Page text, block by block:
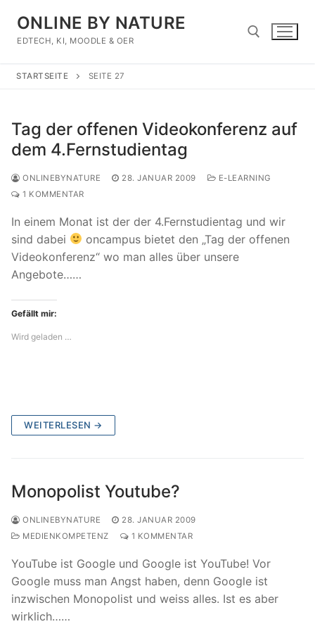
Inhalt
springen
ONLINE BY NATURE
EDTECH, KI, MOODLE & OER
STARTSEITE SEITE 27
Tag der offenen Videokonferenz auf
dem 4.Fernstudientag
ONLINEBYNATURE 28. JANUAR 2009
E-LEARNING
1 KOMMENTAR
In einem Monat ist der der 4.Fernstudientag und wir
sind dabei
oncampus bietet den „Tag der offenen
Videokonferenz“ wo man alles über unsere
Angebote……
Gefällt mir:
Wird geladen …
WEITERLESEN →
Monopolist Youtube?
ONLINEBYNATURE
28. JANUAR 2009
MEDIENKOMPETENZ
1 KOMMENTAR
YouTube ist Google und Google ist YouTube! Vor
Google muss man Angst haben, denn Google ist
inzwischen Monopolist und weiss alles. Ist es aber
wirklich……